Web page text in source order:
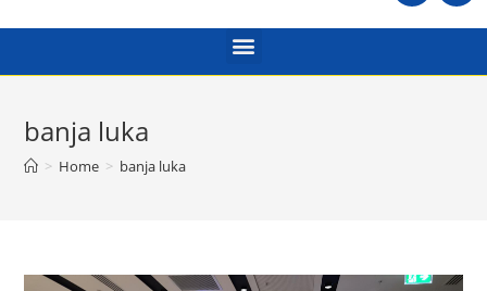
banja luka
> Home > banja luka